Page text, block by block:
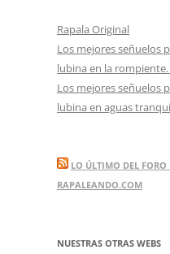
Rapala Original
Los mejores señuelos
lubina en la rompiente.
Los mejores señuelos
lubina en aguas
LO ÚLTIMO DEL FORO
RAPALEANDO.COM
NUESTRAS OTRAS WEBS